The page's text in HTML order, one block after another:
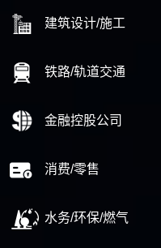
建筑设计/施工
铁路/轨道交通
金融控股公司
消费/零售
水务/环保/燃气